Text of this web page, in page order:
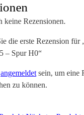
keine Rezensionen.
die erste Rezension für
– Spur H0“
angemeldet sein, um eine
zu können.